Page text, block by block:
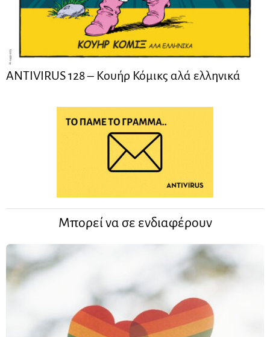
ANTIVIRUS 128 – Kουήρ Κόμικς αλά ελληνικά
Μπορεί να σε ενδιαφέρουν